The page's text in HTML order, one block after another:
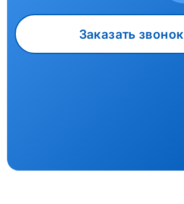
Заказать звонок